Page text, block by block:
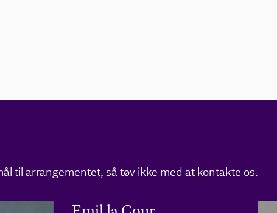
til arrangementet, så tøv ikke med at kontakte os.